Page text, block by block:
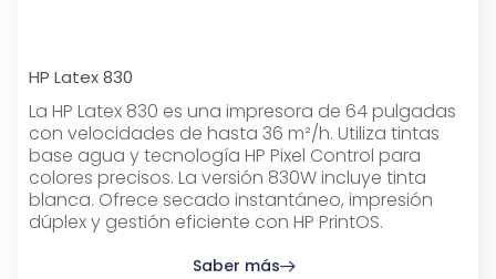
HP Latex 830
La HP Latex 830 es una impresora de 64 pulgadas
con velocidades de hasta 36 m²/h. Utiliza tintas
base agua y tecnología HP Pixel Control para
colores precisos. La versión 830W incluye tinta
blanca. Ofrece secado instantáneo, impresión
dúplex y gestión eficiente con HP PrintOS.
Saber más